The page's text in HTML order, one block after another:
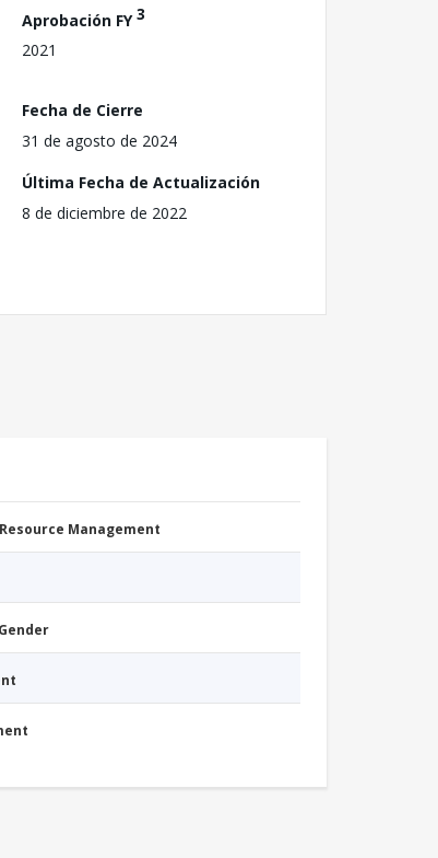
Aprobación FY3
2021
Fecha de Cierre
31 de agosto de 2024
Última Fecha de Actualización
8 de diciembre de 2022
Management